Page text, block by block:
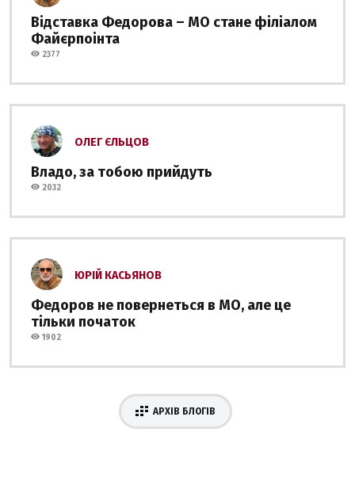
Відставка Федорова – МО стане філіалом
Файєрпоінта
2377
ОЛЕГ ЄЛЬЦОВ
Владо, за тобою прийдуть
2032
ЮРІЙ КАСЬЯНОВ
Федоров не повернеться в МО, але це
тільки початок
1902
АРХІВ БЛОГІВ